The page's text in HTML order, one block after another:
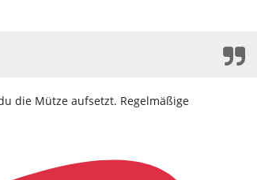
die Mütze aufsetzt. Regelmäßige